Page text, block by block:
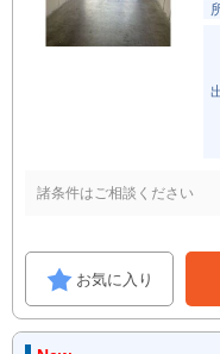
諸条件はご相談ください
お気に入り